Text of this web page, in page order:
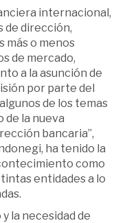
internacional,
de dirección,
más o menos
de mercado,
a la asunción de
por parte del
de los temas
la nueva
bancaria”,
ha tenido la
como
entidades a lo
la necesidad de